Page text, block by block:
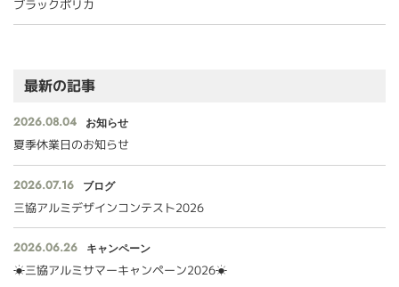
ブラックポリカ
最新の記事
2026.08.04 お知らせ
夏季休業日のお知らせ
2026.07.16 ブログ
三協アルミデザインコンテスト2026
2026.06.26 キャンペーン
☀三協アルミサマーキャンペーン2026☀